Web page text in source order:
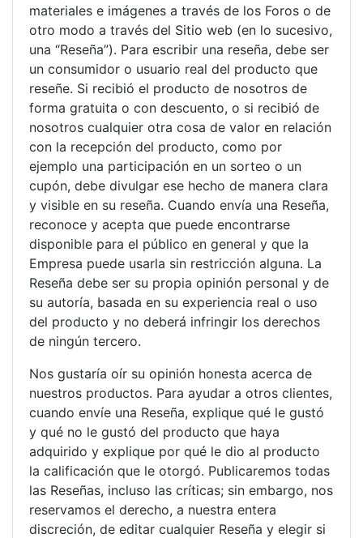
materiales e imágenes a través de los Foros o de
otro modo a través del Sitio web (en lo sucesivo,
una “Reseña”). Para escribir una reseña, debe ser
un consumidor o usuario real del producto que
reseñe. Si recibió el producto de nosotros de
forma gratuita o con descuento, o si recibió de
nosotros cualquier otra cosa de valor en relación
con la recepción del producto, como por
ejemplo una participación en un sorteo o un
cupón, debe divulgar ese hecho de manera clara
y visible en su reseña. Cuando envía una Reseña,
reconoce y acepta que puede encontrarse
disponible para el público en general y que la
Empresa puede usarla sin restricción alguna. La
Reseña debe ser su propia opinión personal y de
su autoría, basada en su experiencia real o uso
del producto y no deberá infringir los derechos
de ningún tercero.
Nos gustaría oír su opinión honesta acerca de
nuestros productos. Para ayudar a otros clientes,
cuando envíe una Reseña, explique qué le gustó
y qué no le gustó del producto que haya
adquirido y explique por qué le dio al producto
la calificación que le otorgó. Publicaremos todas
las Reseñas, incluso las críticas; sin embargo, nos
reservamos el derecho, a nuestra entera
discreción, de editar cualquier Reseña y elegir si